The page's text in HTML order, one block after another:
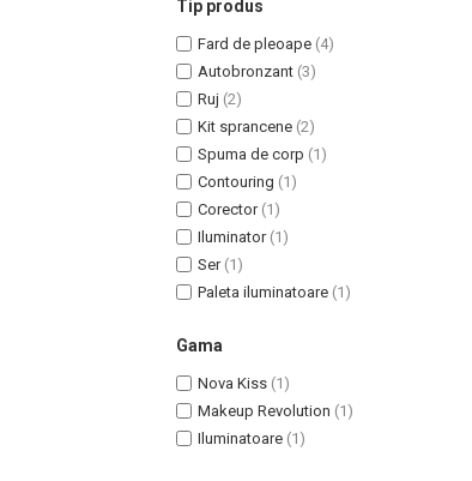
Uleiuri Unghii / Cuticule
Tip produs
Fard de pleoape (4)
Autobronzant (3)
Ruj (2)
Kit sprancene (2)
Spuma de corp (1)
Contouring (1)
Corector (1)
Iluminator (1)
Ser (1)
Paleta iluminatoare (1)
Gama
Nova Kiss (1)
Makeup Revolution (1)
Iluminatoare (1)